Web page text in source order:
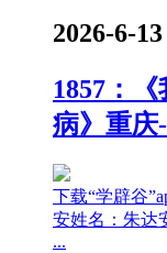
2026-6-
1857：
病》重庆
下载“学辟谷
安姓名：朱达
...